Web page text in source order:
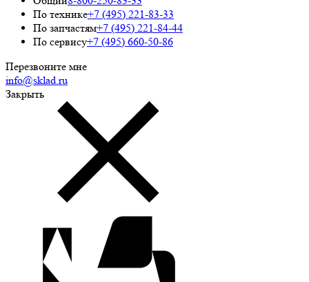
По технике+7 (495) 221-83-33
По запчастям+7 (495) 221-84-44
По сервису+7 (495) 660-50-86
Перезвоните мне
info@sklad.ru
Закрыть